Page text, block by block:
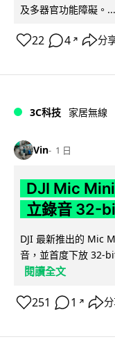
及多器官功能障礙。...
22 4 ↗ 分
3C科技 家居無線
Vin 1 日
DJI Mic
立錄音 32-
DJI 最新推出的 Mic
音，並首度下放 32-
閱讀全文
251 1 ↗